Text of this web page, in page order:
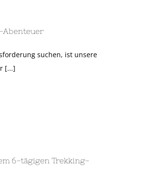
Abenteuer
suchen, ist unsere
[...]
6-tägigen Trekking-